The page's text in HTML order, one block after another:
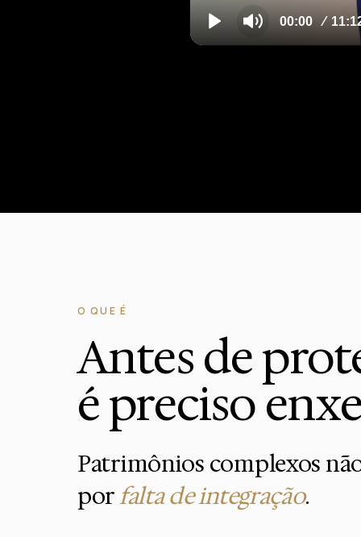
O QUE É
Antes de
é preciso
Patrimônios complexos
porfalta de integração.